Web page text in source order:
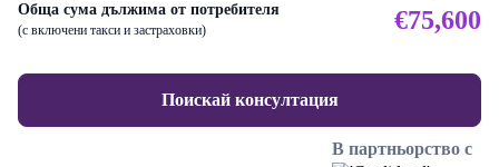
Обща сума дължима от потребителя
(с включени такси и застраховки) €75,600
Поискай консултация
В партньорство с